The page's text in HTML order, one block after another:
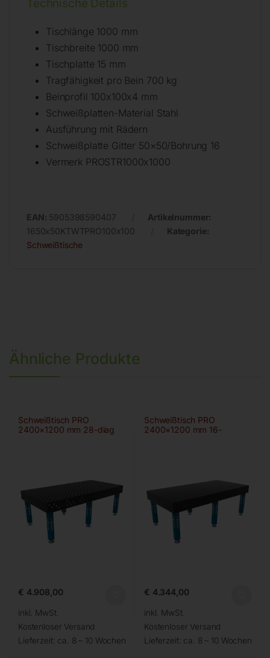
Technische Details
Tischlänge 1000 mm
Tischbreite 1000 mm
Tischplatte 15 mm
Tragfähigkeit pro Bein 700 kg
Beinprofil 100x100x4 mm
Schweißplatten-Material Stahl
Ausführung mit Rädern
Schweißplatte Gitter 50×50/Bohrung 16
Vermerk PROSTR1000x1000
EAN: 5905398590407
Artikelnummer:
1650x50KTWTPRO100x100
Kategorie:
Schweißtische
Ähnliche Produkte
Schweißtisch PRO
2400×1200 mm 28-diag
€ 4.908,00
inkl. MwSt.
Kostenloser Versand
Lieferzeit: ca. 8 – 10 Wochen
Schweißtisch PRO
2400×1200 mm 16-
€ 4.344,00
inkl. MwSt.
Kostenloser Versand
Lieferzeit: ca. 8 – 10 Wochen